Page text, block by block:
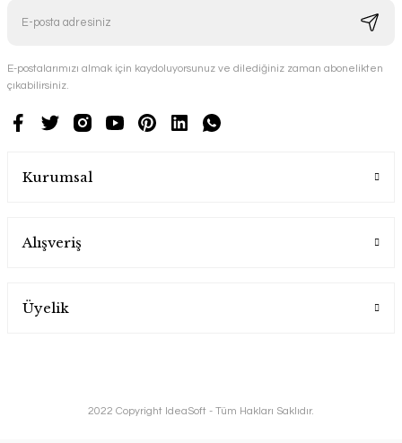
E-postalarımızı almak için kaydoluyorsunuz ve dilediğiniz zaman abonelikten
çıkabilirsiniz.
Kurumsal
Alışveriş
Üyelik
2022 Copyright IdeaSoft - Tüm Hakları Saklıdır.